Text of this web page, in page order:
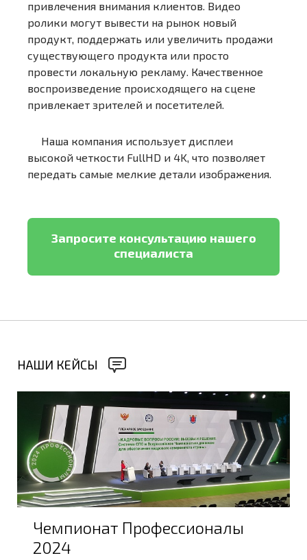
привлечения внимания клиентов. Видео
ролики могут вывести на рынок новый
продукт, поддержать или увеличить продажи
существующего продукта или просто
провести локальную рекламу. Качественное
воспроизведение происходящего на сцене
привлекает зрителей и посетителей.
Наша компания использует дисплеи
высокой четкости FullHD и 4K, что позволяет
передать самые мелкие детали изображения.
Запросите консультацию нашего
специалиста
НАШИ КЕЙСЫ
Чемпионат Профессионалы
2024